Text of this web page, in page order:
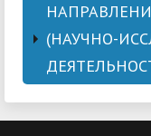
(НАУЧНО-